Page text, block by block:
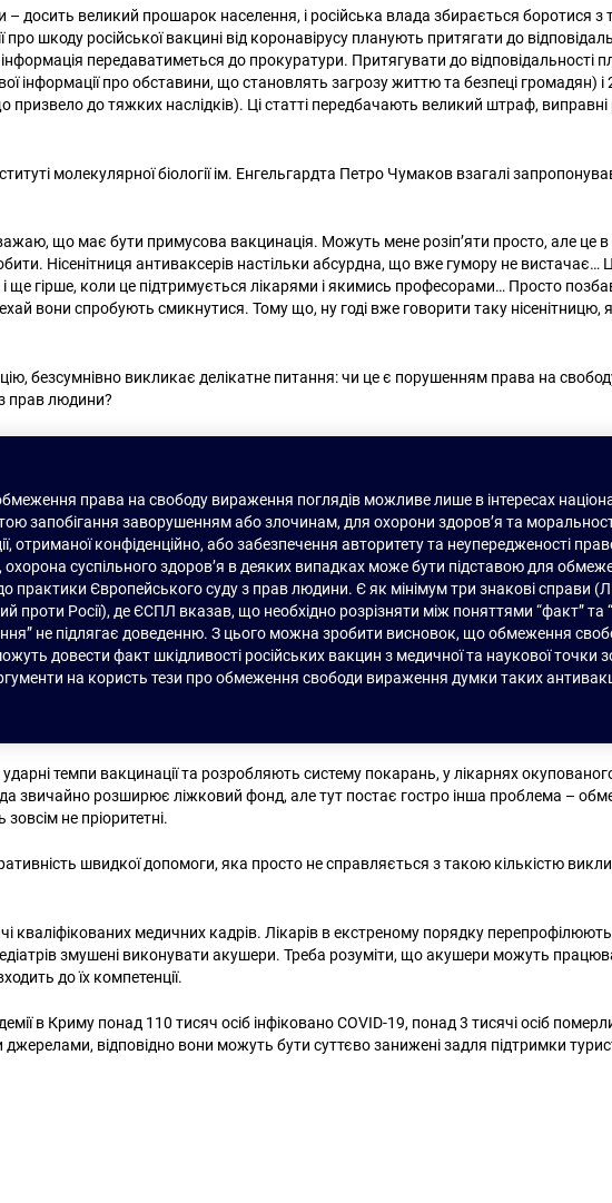
досить великий прошарок населення, і російська влада збирається боротися
шкоду російської вакцині від коронавірусу планують притягати до
передаватиметься до прокуратури. Притягувати до
інформації про обставини, що становлять загрозу життю та безпеці громадян)
призвело до тяжких наслідків). Ці статті передбачають великий штраф,
молекулярної біології ім. Енгельгардта Петро Чумаков взагалі
що має бути примусова вакцинація. Можуть мене розіп’яти просто, але це в
Нісенітниця антиваксерів настільки абсурдна, що вже гумору не вистачає…
гірше, коли це підтримується лікарями і якимись професорами… Просто
вони спробують смикнутися. Тому що, ну годі вже говорити таку нісенітницю,
безсумнівно викликає делікатне питання: чи це є порушенням права на
прав людини?
права на свободу вираження поглядів можливе лише в інтересах
запобігання заворушенням або злочинам, для охорони здоров’я та
отриманої конфіденційно, або забезпечення авторитету та неупередженості
суспільного здоров’я в деяких випадках може бути підставою для
практики Європейського суду з прав людини. Є як мінімум три знакові справи
проти Росії), де ЄСПЛ вказав, що необхідно розрізняти між поняттями “факт” та
не підлягає доведенню. З цього можна зробити висновок, що обмеження
довести факт шкідливості російських вакцин з медичної та наукової
на користь тези про обмеження свободи вираження думки таких
темпи вакцинації та розробляють систему покарань, у лікарнях
звичайно розширює ліжковий фонд, але тут постає гостро інша проблема –
не пріоритетні.
швидкої допомоги, яка просто не справляється з такою кількістю
кваліфікованих медичних кадрів. Лікарів в екстреному порядку
змушені виконувати акушери. Треба розуміти, що акушери можуть
до їх компетенції.
в Криму понад 110 тисяч осіб інфіковано COVID-19, понад 3 тисячі осіб
відповідно вони можуть бути суттєво занижені задля підтримки